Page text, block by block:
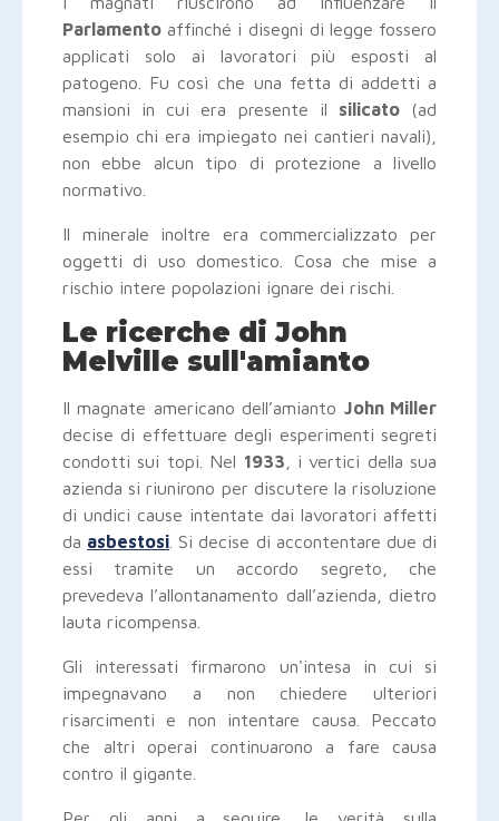
Parlamento affinché i disegni di legge fossero
applicati solo ai lavoratori più esposti al
patogeno. Fu così che una fetta di addetti a
mansioni in cui era presente il silicato(ad
esempio chi era impiegato nei cantieri navali),
non ebbe alcun tipo di protezione a livello
normativo.
Il minerale inoltre era commercializzato per
oggetti di uso domestico. Cosa che mise a
rischio intere popolazioni ignare dei rischi.
Le ricerche di John
Melville sull'amianto
Il magnate americano dell’amianto John Miller
decise di effettuare degli esperimenti segreti
condotti sui topi. Nel 1933 , i vertici della sua
azienda si riunirono per discutere la risoluzione
di undici cause intentate dai lavoratori affetti
da asbestosi . Si decise di accontentare due di
essi tramite un accordo segreto, che
prevedeva l’allontanamento dall’azienda, dietro
lauta ricompensa.
Gli interessati firmarono un'intesa in cui si
impegnavano a non chiedere ulteriori
risarcimenti e non intentare causa. Peccato
che altri operai continuarono a fare causa
contro il gigante.